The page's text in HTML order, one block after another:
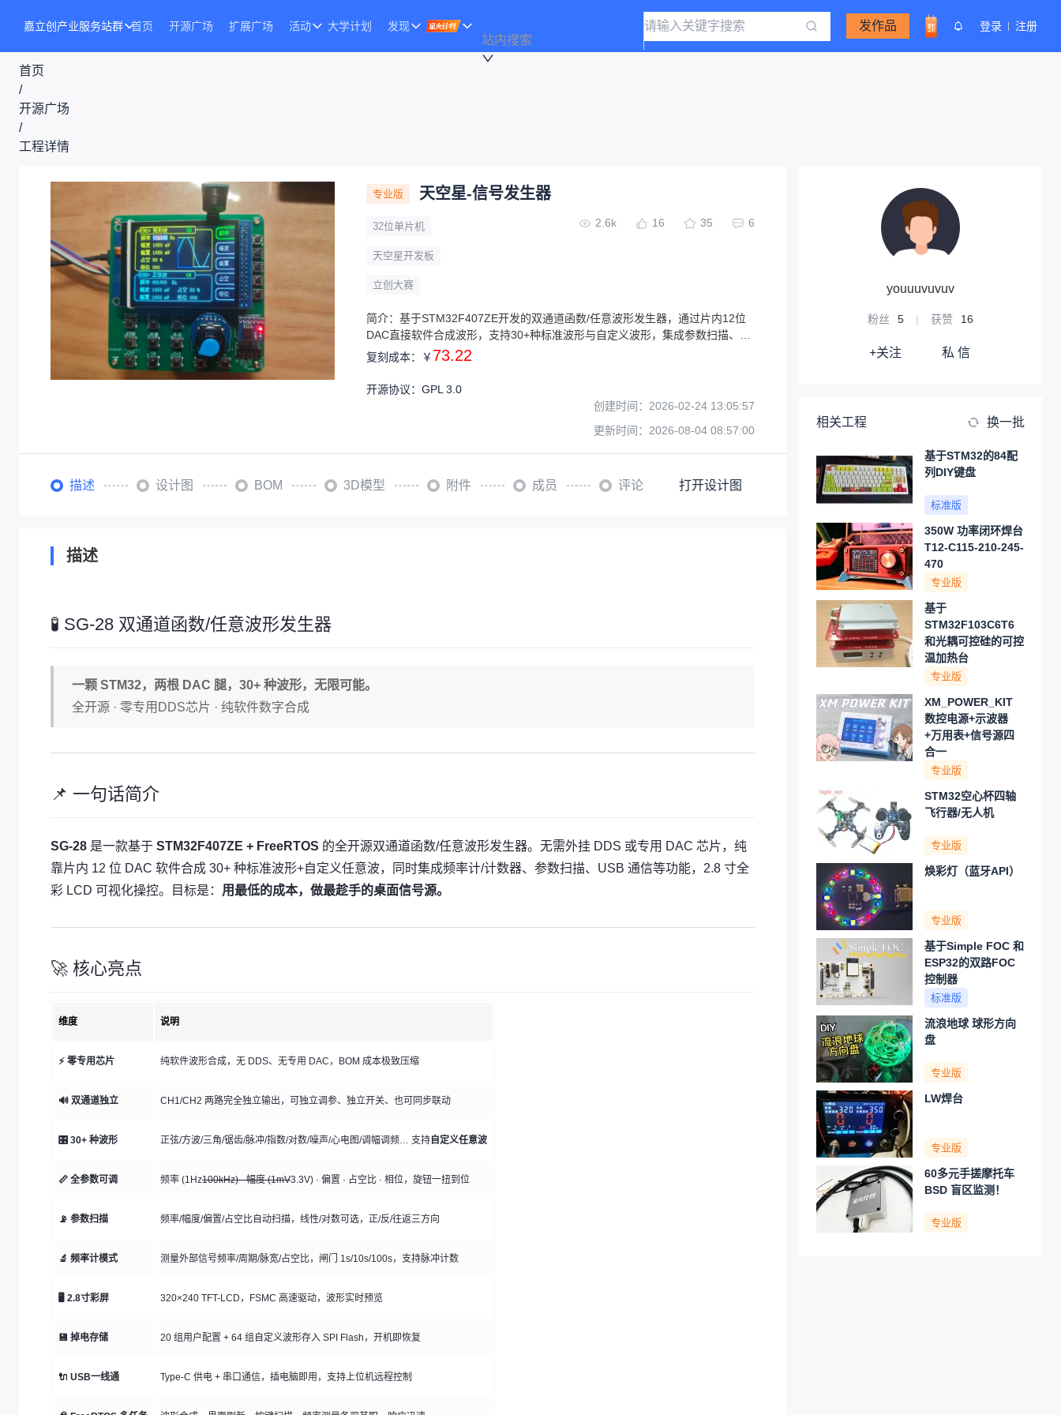
嘉立创产业服务站群 首页 开源广场 扩展广场 活动 大学计划 发现
站内搜索
发作品 登录 注册
首页
/
开源广场
/
工程详情
专业版 天空星-信号发生器
32位单片机
天空星开发板
立创大赛
2.6k 16 35 6
简介： 基于STM32F407ZE开发的双通道函数/任意波形发生器，通过片内12位
DAC直接软件合成波形，支持30+种标准波形与自定义波形，集成参数扫描、频
率计功能。
复刻成本： ￥ 73.22
开源协议： GPL 3.0
创建时间： 2026-02-24 13:05:57
更新时间： 2026-08-04 08:57:00
描述 设计图 BOM 3D模型 附件 成员 评论 打开设计图
描述
🧪 SG-28 双通道函数/任意波形发生器
一颗 STM32，两根 DAC 腿，30+ 种波形，无限可能。
全开源 · 零专用DDS芯片 · 纯软件数字合成
📌 一句话简介
SG-28 是一款基于 STM32F407ZE + FreeRTOS 的全开源双通道函数/任意波形发生器。无需外挂 DDS 或专用 DAC 芯片，纯
靠片内 12 位 DAC 软件合成 30+ 种标准波形+自定义任意波，同时集成频率计/计数器、参数扫描、USB 通信等功能，2.8 寸全
彩 LCD 可视化操控。目标是： 用最低的成本，做最趁手的桌面信号源。
🚀 核心亮点
维度 说明
⚡ 零专用芯片 纯软件波形合成，无 DDS、无专用 DAC，BOM 成本极致压缩
🔊 双通道独立 CH1/CH2 两路完全独立输出，可独立调参、独立开关、也可同步联动
🎛️ 30+ 种波形 正弦/方波/三角/锯齿/脉冲/指数/对数/噪声/心电图/调幅调频… 支持自定义任意波
📏 全参数可调 频率 (1Hz100kHz) · 幅度 (1mV3.3V) · 偏置 · 占空比 · 相位，旋钮一扭到位
📡 参数扫描 频率/幅度/偏置/占空比自动扫描，线性/对数可选，正/反/往返三方向
🔬 频率计模式 测量外部信号频率/周期/脉宽/占空比，闸门 1s/10s/100s，支持脉冲计数
🖥️ 2.8寸彩屏 320×240 TFT-LCD，FSMC 高速驱动，波形实时预览
💾 掉电存储 20 组用户配置 + 64 组自定义波形存入 SPI Flash，开机即恢复
🔌 USB一线通 Type-C 供电 + 串口通信，插电脑即用，支持上位机远程控制
youuuvuvuv
粉丝 5 | 获赞 16
+关注 私 信
相关工程 换一批
基于STM32的84配
列DIY键盘
标准版
350W 功率闭环焊台
T12-C115-210-245-
470
专业版
基于
STM32F103C6T6
和光耦可控硅的可控
温加热台
专业版
XM_POWER_KIT
数控电源+示波器
+万用表+信号源四
合一
专业版
STM32空心杯四轴
飞行器/无人机
专业版
焕彩灯（蓝牙API）
专业版
基于Simple FOC 和
ESP32的双路FOC
控制器
标准版
流浪地球 球形方向
盘
专业版
LW焊台
专业版
60多元手搓摩托车
BSD 盲区监测！
专业版